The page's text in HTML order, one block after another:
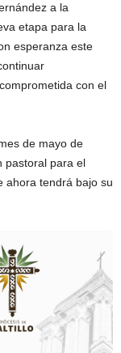
a la
etapa para la
esperanza este
con el
de mayo de
pastoral para el
ahora tendrá bajo su